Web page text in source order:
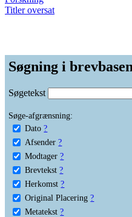
Titler oversat
Søgning i brevbasen
Søgetekst
Søge-afgrænsning:
Dato ?
Afsender ?
Modtager ?
Brevtekst ?
Herkomst ?
Original Placering ?
Metatekst ?